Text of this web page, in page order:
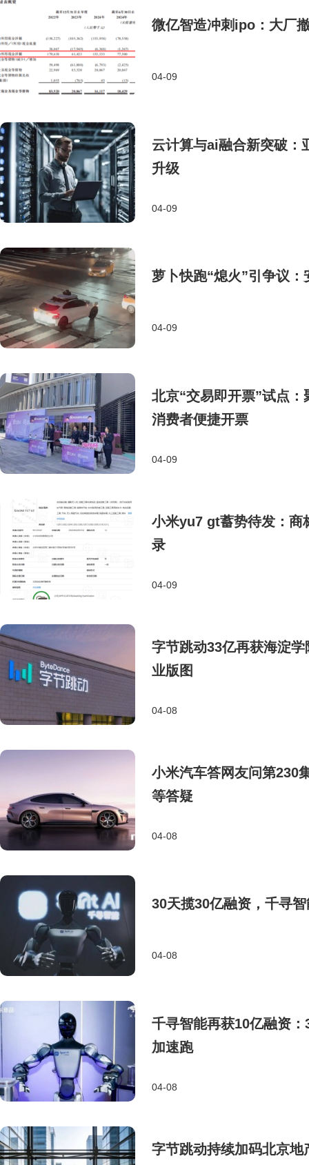
微亿智造冲刺ipo：大厂
04-09
云计算与ai融合新突破：
升级
04-09
萝卜快跑“熄火”引争议
04-09
北京“交易即开票”试点
消费者便捷开票
04-09
小米yu7 gt蓄势待发：商
录
04-09
字节跳动33亿再获海淀
业版图
04-08
小米汽车答网友问第230
等答疑
04-08
30天揽30亿融资，千寻
04-08
千寻智能再获10亿融资
加速跑
04-08
字节跳动持续加码北京